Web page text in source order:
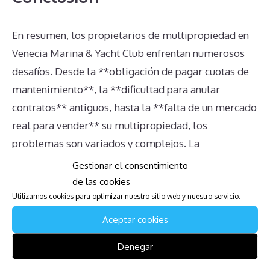
Gestionar el consentimiento
de las cookies
Utilizamos cookies para optimizar nuestro sitio web y nuestro servicio.
Aceptar cookies
Denegar
En resumen, los propietarios de multipropiedad en
Venecia Marina & Yacht Club enfrentan numerosos
desafíos. Desde la **obligación de pagar cuotas de
mantenimiento**, la **dificultad para anular
contratos** antiguos, hasta la **falta de un mercado
real para vender** su multipropiedad, los
problemas son variados y complejos. La
**transmisión de propiedad** y la **incertidumbre
sobre derechos y obligaciones** añaden más capas
de dificultad. La situación se agrava aún más por el
**impacto en herencias** y la **falta de
información clara** por parte de la administración.
Entender estos obstáculos es el primer paso para